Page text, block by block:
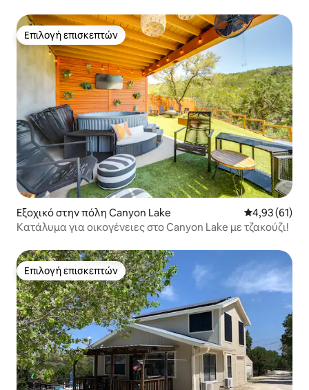
Επιλογή επισκεπτών
Επιλογή επισκεπτών
Εξοχικό στην πόλη Canyon Lake Μέση
4,93 (61)
Κατάλυμα για οικογένειες στο Canyon Lake με τζακούζι!
Επιλογή επισκεπτών
Επιλογή επισκεπτών